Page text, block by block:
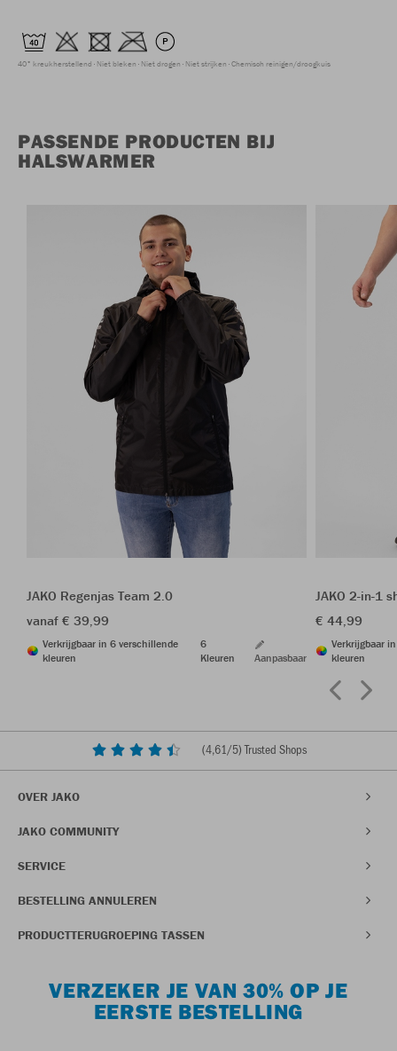
40° kreukherstellend Niet bleken Niet drogen Niet strijken Chemisch reinigen/droogkuis
PASSENDE PRODUCTEN BIJ
HALSWARMER
JAKO Regenjas Team 2.0
vanaf € 39,99
Verkrijgbaar in 6 verschillende
kleuren
6
Kleuren
Aanpasbaar
JAKO 2-in-1
€ 44,99
Verkrijgbaar
kleuren
(4,61/5) Trusted Shops
OVER JAKO
JAKO COMMUNITY
SERVICE
BESTELLING ANNULEREN
PRODUCTTERUGROEPING TASSEN
VERZEKER JE VAN 30% OP JE
EERSTE BESTELLING